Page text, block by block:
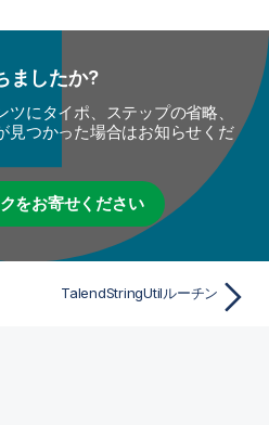
ましたか?
にタイポ、ステップの省略、
見つかった場合はお知らせくだ
をお寄せください
TalendStringUtilルーチン